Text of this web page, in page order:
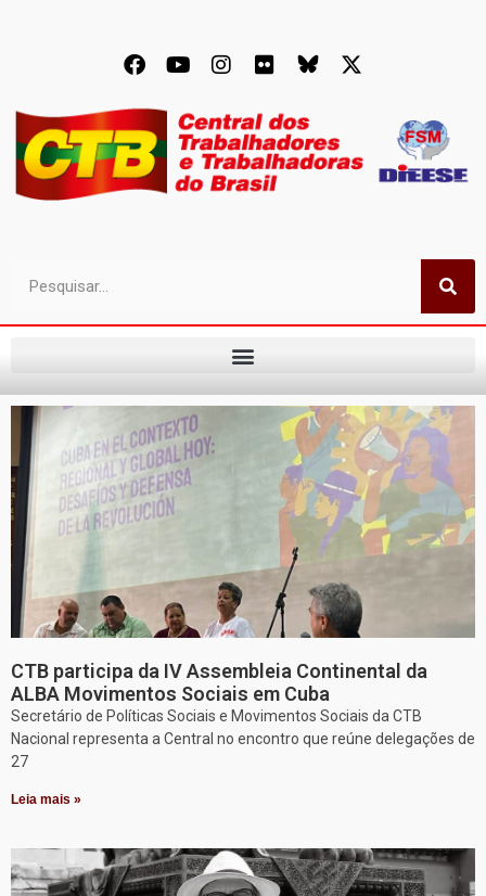
CTB participa da IV Assembleia Continental da
ALBA Movimentos Sociais em Cuba
Secretário de Políticas Sociais e Movimentos Sociais da CTB
Nacional representa a Central no encontro que reúne delegações de
27
Leia mais »